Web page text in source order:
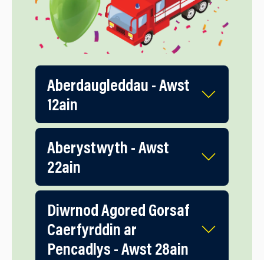
Aberdaugleddau - Awst
12ain
Aberystwyth - Awst
22ain
Diwrnod Agored Gorsaf
Caerfyrddin ar
Pencadlys - Awst 28ain